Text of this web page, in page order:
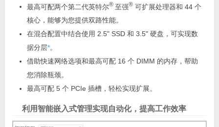
最高可配两个第二代英特尔® 至强®可扩展处理器和 44 个
核心，能够为您提供双路性能。
在混合配置中结合使用 2.5" SSD 和 3.5" 硬盘，可实现数
据分层*。
借助快速网络选项和最高可配 16 个 DIMM 的内存，帮助
您消除瓶颈。
最高可配 5 个 PCIe 插槽，轻松实现扩展。
利用智能嵌入式管理实现自动化，提高工作效率